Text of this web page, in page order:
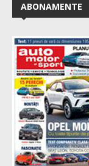
ABONAMENTE